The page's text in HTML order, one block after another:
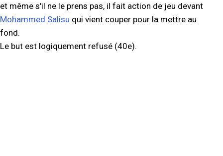
et même s'il ne le prens pas, il fait action de jeu devant
Mohammed Salisu qui vient couper pour la mettre au
fond.
Le but est logiquement refusé (40e).